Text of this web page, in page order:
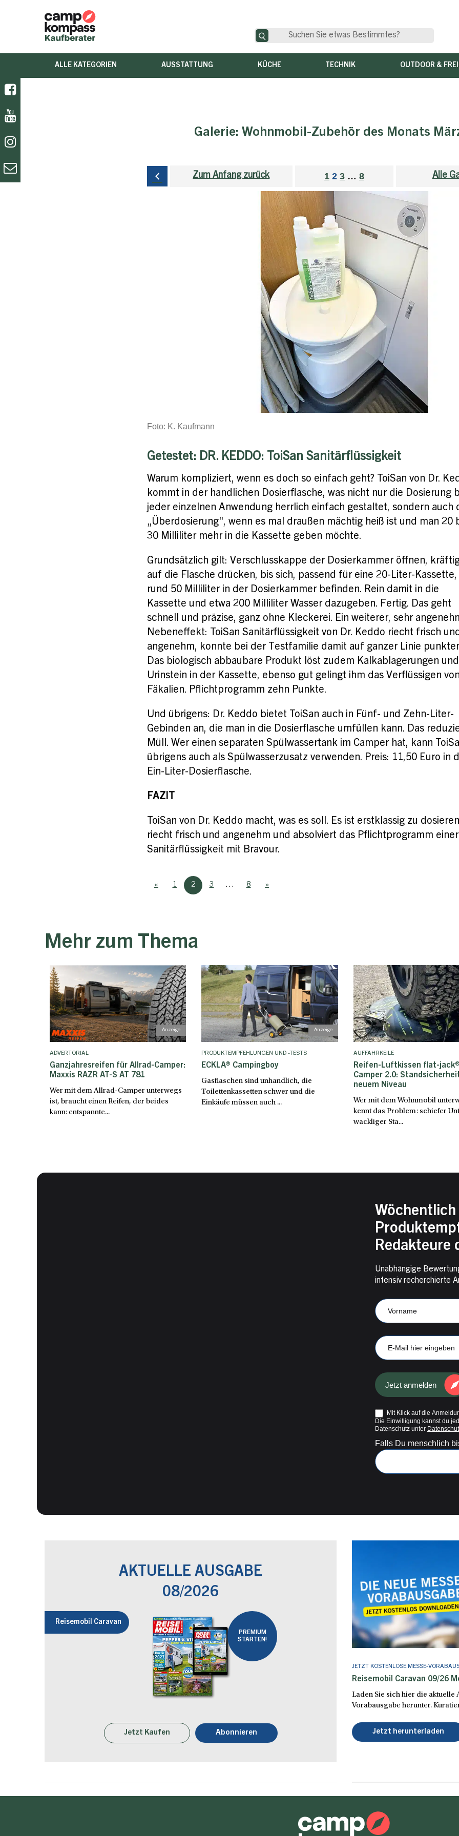
ALLE KATEGORIEN AUSSTATTUNG KÜCHE TECHNIK OUTDOOR &
Galerie: Wohnmobil-Zubehör des Monats
Zum Anfang zurück 1 2 3 … 8 Alle
Foto: K. Kaufmann
Getestet: DR. KEDDO: ToiSan Sanitärflüssigkeit
Warum kompliziert, wenn es doch so einfach geht? ToiSan von Dr.
kommt in der handlichen Dosierflasche, was nicht nur die Dosierung
jeder einzelnen Anwendung herrlich einfach gestaltet, sondern auch
„Überdosierung“, wenn es mal draußen mächtig heiß ist und man 20
30 Milliliter mehr in die Kassette geben möchte.
Grundsätzlich gilt: Verschlusskappe der Dosierkammer öffnen,
auf die Flasche drücken, bis sich, passend für eine 20-Liter-Kassette,
rund 50 Milliliter in der Dosierkammer befinden. Rein damit in die
Kassette und etwa 200 Milliliter Wasser dazugeben. Fertig. Das geht
schnell und präzise, ganz ohne Kleckerei. Ein weiterer, sehr
Nebeneffekt: ToiSan Sanitärflüssigkeit von Dr. Keddo riecht frisch
angenehm, konnte bei der Testfamilie damit auf ganzer Linie
Das biologisch abbaubare Produkt löst zudem Kalkablagerungen und
Urinstein in der Kassette, ebenso gut gelingt ihm das Verflüssigen von
Fäkalien. Pflichtprogramm zehn Punkte.
Und übrigens: Dr. Keddo bietet ToiSan auch in Fünf- und Zehn-Liter-
Gebinden an, die man in die Dosierflasche umfüllen kann. Das
Müll. Wer einen separaten Spülwassertank im Camper hat, kann
übrigens auch als Spülwasserzusatz verwenden. Preis: 11,50 Euro in
Ein-Liter-Dosierflasche.
FAZIT
ToiSan von Dr. Keddo macht, was es soll. Es ist erstklassig zu
riecht frisch und angenehm und absolviert das Pflichtprogramm einer
Sanitärflüssigkeit mit Bravour.
« 1 2 3 … 8 »
Mehr zum Thema
ADVERTORIAL
Ganzjahresreifen für Allrad-Camper:
Maxxis RAZR AT-S AT 781
Wer mit dem Allrad-Camper unterwegs
ist, braucht einen Reifen, der beides
kann: entspannte...
PRODUKTEMPFEHLUNGEN UND -TESTS
ECKLA® Campingboy
Gasflaschen sind unhandlich, die
Toilettenkassetten schwer und die
Einkäufe müssen auch ...
AUFFAHRKEILE
Reifen-Luftkissen flat-jack®
Camper 2.0:
neuem Niveau
Wer mit dem Wohnmobil
kennt das Problem: schiefer
wackliger Sta...
Redakteure
Unabhängige
intensiv recherchierte
Anmeldung
CampKompass
Vorname
Mail
Jetzt anmelden
Mit Klick auf die
Die Einwilligung kannst du
Datenschutz unter
Falls Du menschlich
AKTUELLE AUSGABE
08/2026
Reisemobil Caravan
PREMIUM
STARTEN!
Jetzt Kaufen Abonnieren
JETZT KOSTENLOSE MESSE-
Reisemobil Caravan 09/26
Laden Sie sich hier die aktuelle
Vorabausgabe herunter.
Jetzt herunterladen